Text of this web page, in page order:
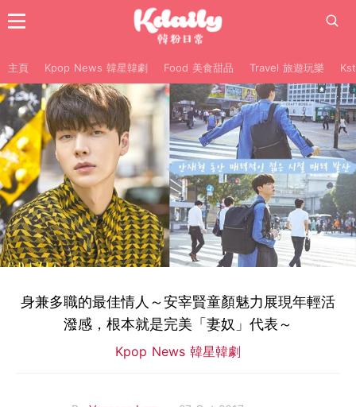
主頁 Kpop News 韓星韓劇 Food 美食甜品 Travel 旅遊玩樂
身兼多職的最佳情人～安宰賢童顏魅力展現年輕活
潑感，根本就是完美「妻奴」代表～
Kpop News 韓星韓劇